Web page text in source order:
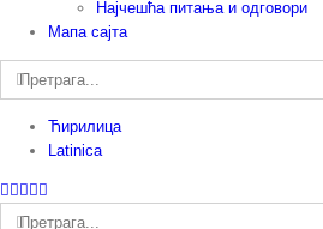
Најчешћа питања и одговори
Мапа сајта
Претрага:
Ћирилица
Latinica
Facebook
Instagram
YouTube
Twitter
пошта
Претрага: